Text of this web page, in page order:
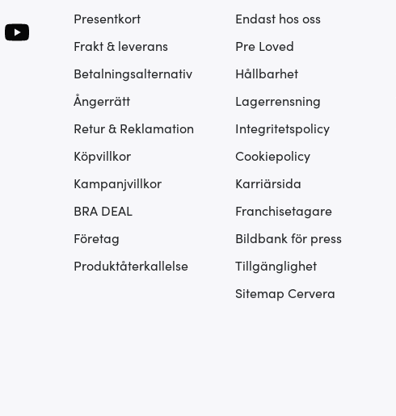
Presentkort
Frakt & leverans
Betalningsalternativ
Ångerrätt
Retur & Reklamation
Köpvillkor
Kampanjvillkor
BRA DEAL
Företag
Produktåterkallelse
Endast hos oss
Pre Loved
Hållbarhet
Lagerrensning
Integritetspolicy
Cookiepolicy
Karriärsida
Franchisetagare
Bildbank för press
Tillgänglighet
Sitemap Cervera